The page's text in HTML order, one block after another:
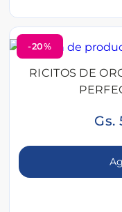
-20%
RICITOS DE
Gs.